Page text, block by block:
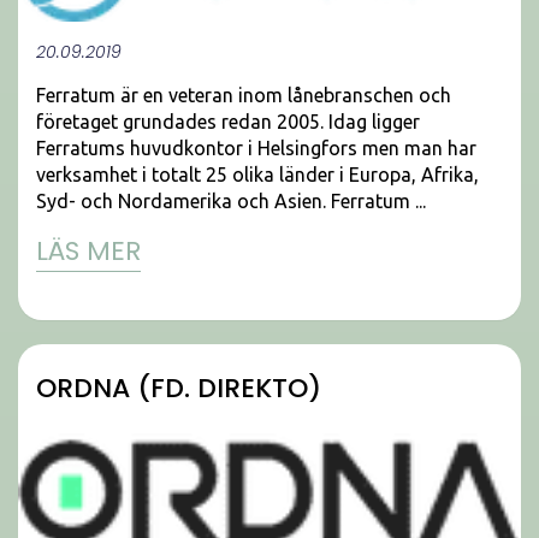
20.09.2019
Ferratum är en veteran inom lånebranschen och
företaget grundades redan 2005. Idag ligger
Ferratums huvudkontor i Helsingfors men man har
verksamhet i totalt 25 olika länder i Europa, Afrika,
Syd- och Nordamerika och Asien. Ferratum ...
LÄS MER
ORDNA (FD. DIREKTO)